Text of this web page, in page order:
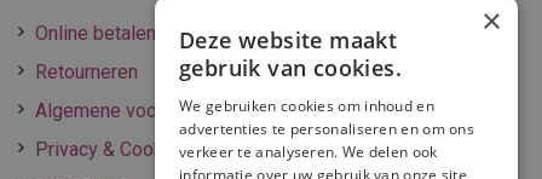
Online betalen
Retourneren
Algemene voorwaarden
Privacy & Cookie policy
×
Deze website maakt
gebruik van cookies.
We gebruiken cookies om inhoud en
advertenties te personaliseren en om ons
verkeer te analyseren. We delen ook
informatie over uw gebruik van onze site